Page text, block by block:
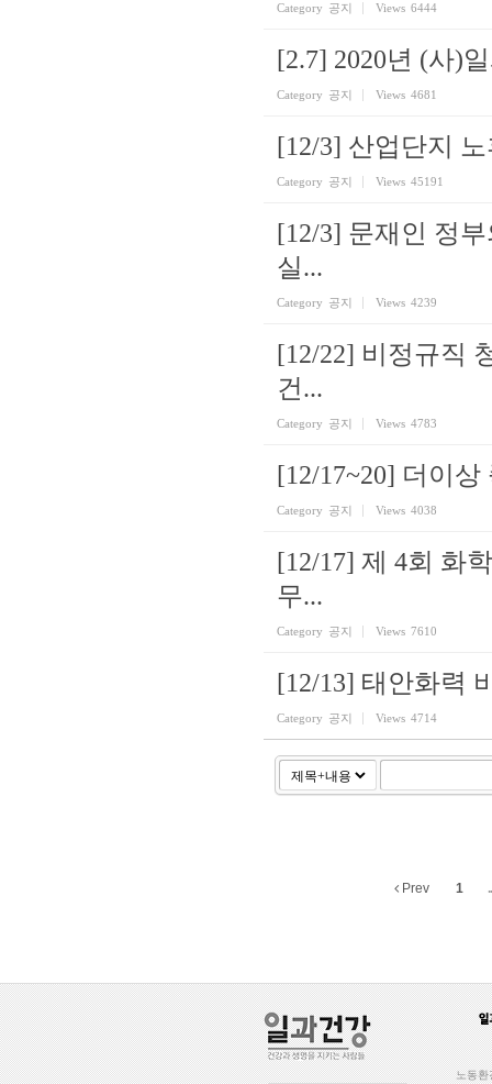
Category 공지 Views 6444
[2.7] 2020년 (사)
Category 공지 Views 4681
[12/3] 산업단지
Category 공지 Views 45191
[12/3] 문재인 정
실...
Category 공지 Views 4239
[12/22] 비정규직
건...
Category 공지 Views 4783
[12/17~20] 더이
Category 공지 Views 4038
[12/17] 제 4회 화
무...
Category 공지 Views 7610
[12/13] 태안화력
Category 공지 Views 4714
Prev 1
노동환